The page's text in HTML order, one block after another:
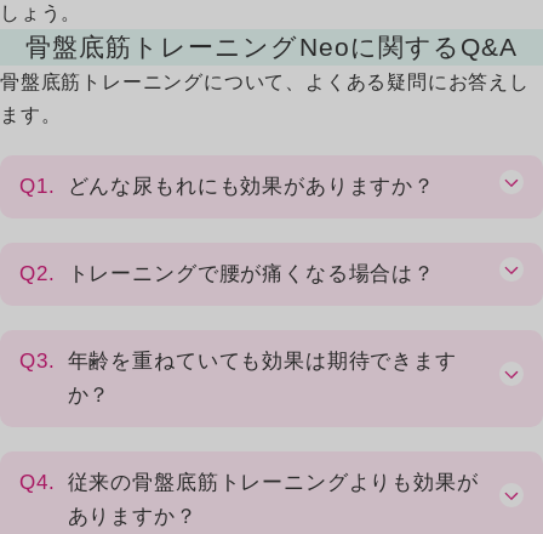
しょう。
骨盤底筋トレーニングNeoに関するQ&A
骨盤底筋トレーニングについて、よくある疑問にお答えし
ます。
Q1. どんな尿もれにも効果がありますか？
Q2. トレーニングで腰が痛くなる場合は？
Q3.
年齢を重ねていても効果は期待できます
か？
Q4.
従来の骨盤底筋トレーニングよりも効果が
ありますか？